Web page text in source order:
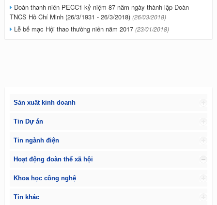
Đoàn thanh niên PECC1 kỷ niệm 87 năm ngày thành lập Đoàn
TNCS Hồ Chí Minh (26/3/1931 - 26/3/2018) (26/03/2018)
Lễ bế mạc Hội thao thường niên năm 2017 (23/01/2018)
Sản xuất kinh doanh
Tin Dự án
Tin ngành điện
Hoạt động đoàn thể xã hội
Khoa học công nghệ
Tin khác